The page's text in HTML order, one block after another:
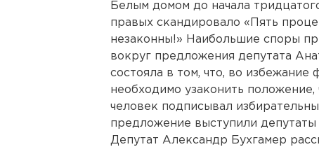
Белым домом до начала
правых скандировало «Пять
незаконны!» Наибольшие споры
вокруг предложения депутата
состояла в том, что, во
необходимо узаконить
человек подписывал
предложение выступили
Депутат Александр Бухгамер